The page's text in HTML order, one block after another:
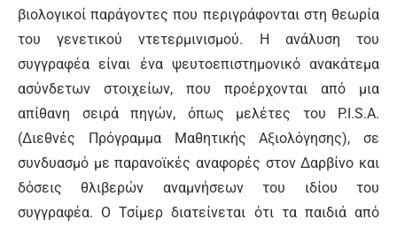
βιολογικοί παράγοντες που περιγράφονται στη θεωρία
του γενετικού ντετερμινισμού. Η ανάλυση του
συγγραφέα είναι ένα ψευτοεπιστημονικό ανακάτεμα
ασύνδετων στοιχείων, που προέρχονται από μια
απίθανη σειρά πηγών, όπως μελέτες του P.I.S.A.
(Διεθνές Πρόγραμμα Μαθητικής Αξιολόγησης), σε
συνδυασμό με παρανοϊκές αναφορές στον Δαρβίνο και
δόσεις θλιβερών αναμνήσεων του ιδίου του
συγγραφέα. Ο Τσίμερ διατείνεται ότι τα παιδιά από